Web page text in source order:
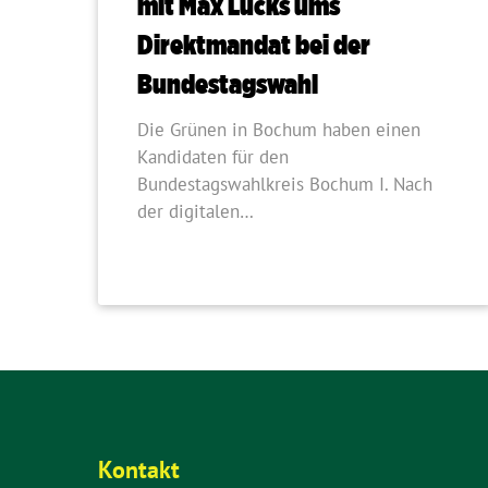
Direktmandat bei der
Bundestagswahl
Die Grünen in Bochum haben einen
Kandidaten für den
Bundestagswahlkreis Bochum I. Nach
der digitalen…
Kontakt